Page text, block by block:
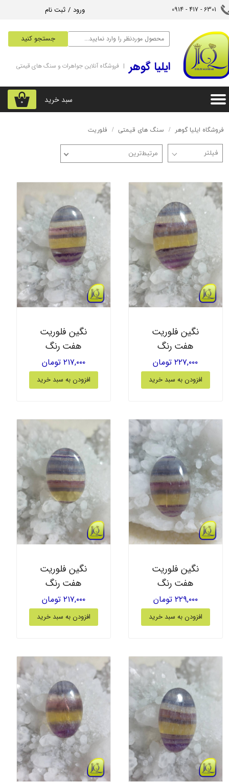
جستجو کنید
ورود / ثبت نام
تغییر گذر واژه
سفارشات
خروج از حساب کاربری
6301 - 417 - 0914​​​​​​​
۰ سبد خرید
‌ایلیا گوهر | فروشگاه آنلاین جواهرات و سنگ های قیمتی
فروشگاه ایلیا گوهر سنگ های قیمتی فلوریت
مرتبط‌ترین
نگین فلوریت
هفت رنگ
۲۲۷,۰۰۰ تومان
افزودن به سبد خرید
نگین فلوریت
هفت رنگ
۲۱۷,۰۰۰ تومان
افزودن به سبد خرید
نگین فلوریت
هفت رنگ
۲۲۹,۰۰۰ تومان
افزودن به سبد خرید
نگین فلوریت
هفت رنگ
۲۱۷,۰۰۰ تومان
افزودن به سبد خرید